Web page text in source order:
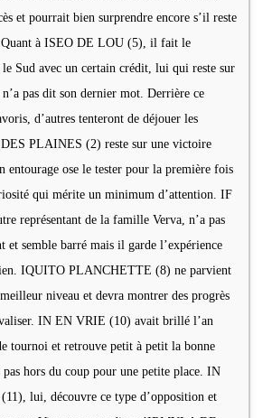
et pourrait bien surprendre encore s’il reste
Quant à ISEO DE LOU (5), il fait le
le Sud avec un certain crédit, lui qui reste sur
n’a pas dit son dernier mot. Derrière ce
d’autres tenteront de déjouer les
PLAINES (2) reste sur une victoire
entourage ose le tester pour la première fois
qui mérite un minimum d’attention. IF
représentant de la famille Verva, n’a pas
et semble barré mais il garde l’expérience
IQUITO PLANCHETTE (8) ne parvient
niveau et devra montrer des progrès
IN EN VRIE (10) avait brillé l’an
tournoi et retrouve petit à petit la bonne
hors du coup pour une petite place. IN
lui, découvre ce type d’opposition et